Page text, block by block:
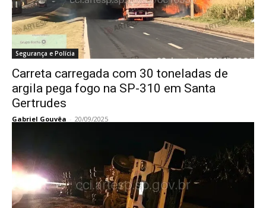
Segurança e Polícia
Carreta carregada com 30 toneladas de
argila pega fogo na SP-310 em Santa
Gertrudes
Gabriel Gouvêa - 20/09/2025